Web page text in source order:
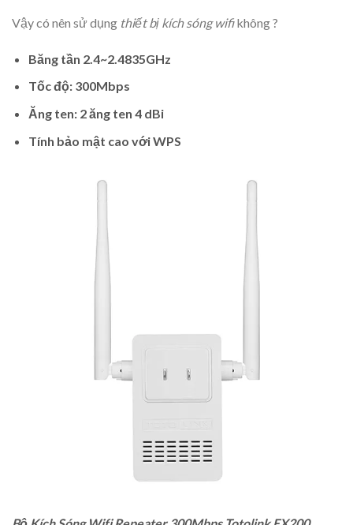
Vậy có nên sử dụng thiết bị kích sóng wifikhông ?
Băng tần 2.4~2.4835GHz
Tốc độ: 300Mbps
Ăng ten: 2 ăng ten 4 dBi
Tính bảo mật cao với WPS